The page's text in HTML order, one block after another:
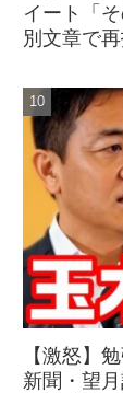
イート「
別文章で
【激怒】
新聞・望